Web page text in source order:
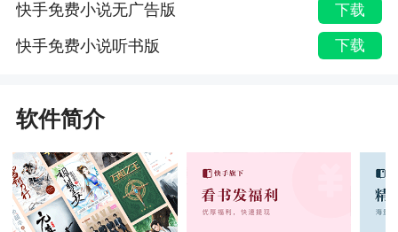
快手免费小说无广告版 下载
快手免费小说听书版 下载
软件简介